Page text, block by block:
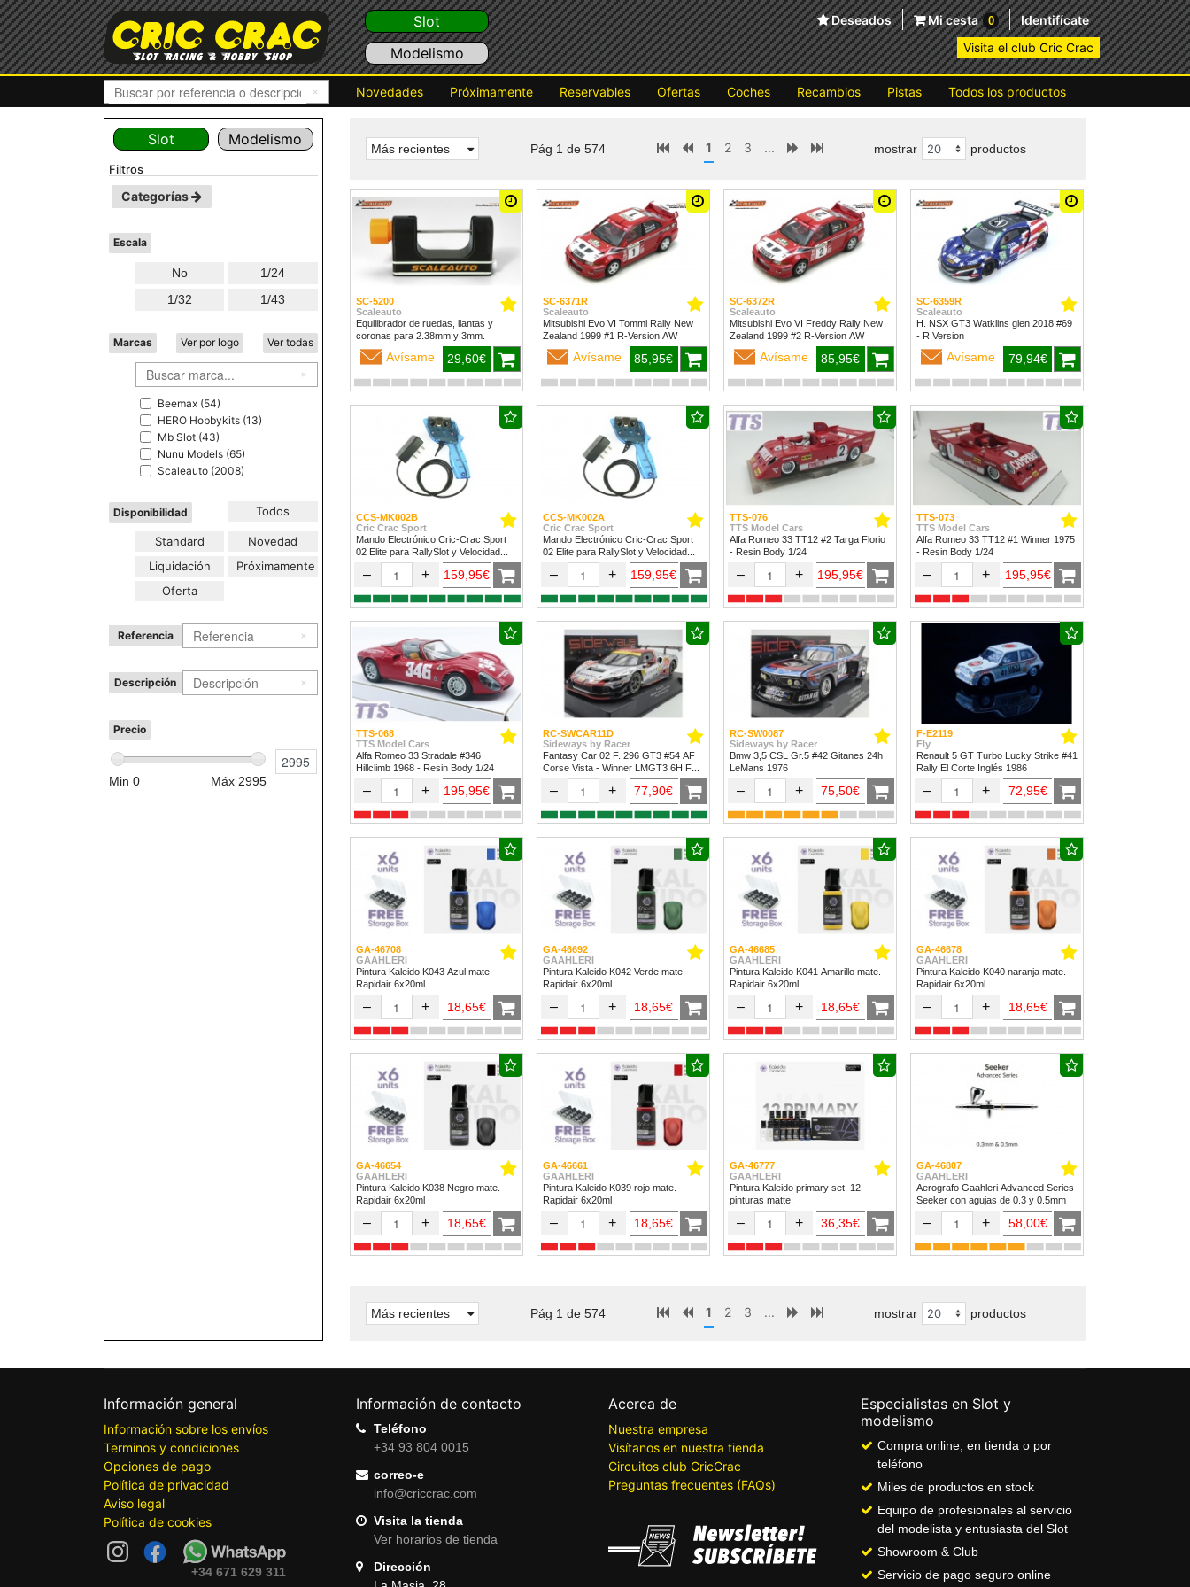
Slot
Modelismo
Deseados Mi cesta 0
Identifícate
Visita el club Cric Crac
Novedades Próximamente Reservables Ofertas Coches Recambios Pistas Todos los productos
Slot Modelismo
filtros
Categorías
Escala
No
1/24
1/32
1/43
Marcas Ver por logo Ver todas
Beemax (54)
HERO Hobbykits (13)
Mb Slot (43)
Nunu Models (65)
Scaleauto (2008)
Disponibilidad Todos
Standard
Novedad
Liquidación
Próximamente
Oferta
Referencia
Descripción
Precio
Min 0 Máx 2995
Más recientes Pág 1 de 574 1 2 3 ... mostrar productos
SC-5200
Scaleauto
Equilibrador de ruedas, llantas y
coronas para 2.38mm y 3mm.
Avísame 29,60€
SC-6371R
Scaleauto
Mitsubishi Evo VI Tommi Rally New
Zealand 1999 #1 R-Version AW
Avísame 85,95€
SC-6372R
Scaleauto
Mitsubishi Evo VI Freddy Rally New
Zealand 1999 #2 R-Version AW
Avísame 85,95€
SC-6359R
Scaleauto
H. NSX GT3 Watklins glen 2018 #69
- R Version
Avísame 79,94€
CCS-MK002B
Cric Crac Sport
Mando Electrónico Cric-Crac Sport
02 Elite para RallySlot y Velocidad
1/32 & 1/24.
– + 159,95€
CCS-MK002A
Cric Crac Sport
Mando Electrónico Cric-Crac Sport
02 Elite para RallySlot y Velocidad
1/32 & 1/24
– + 159,95€
TTS-076
TTS Model Cars
Alfa Romeo 33 TT12 #2 Targa Florio
- Resin Body 1/24
– + 195,95€
TTS-073
TTS Model Cars
Alfa Romeo 33 TT12 #1 Winner 1975
- Resin Body 1/24
– + 195,95€
TTS-068
TTS Model Cars
Alfa Romeo 33 Stradale #346
Hillclimb 1968 - Resin Body 1/24
– + 195,95€
RC-SWCAR11D
Sideways by Racer
Fantasy Car 02 F. 296 GT3 #54 AF
Corse Vista - Winner LMGT3 6H Fuji
– + 77,90€
RC-SW0087
Sideways by Racer
Bmw 3,5 CSL Gr.5 #42 Gitanes 24h
LeMans 1976
– + 75,50€
F-E2119
Fly
Renault 5 GT Turbo Lucky Strike #41
Rally El Corte Inglés 1986
– + 72,95€
GA-46708
GAAHLERI
Pintura Kaleido K043 Azul mate.
Rapidair 6x20ml
– + 18,65€
GA-46692
GAAHLERI
Pintura Kaleido K042 Verde mate.
Rapidair 6x20ml
– + 18,65€
GA-46685
GAAHLERI
Pintura Kaleido K041 Amarillo mate.
Rapidair 6x20ml
– + 18,65€
GA-46678
GAAHLERI
Pintura Kaleido K040 naranja mate.
Rapidair 6x20ml
– + 18,65€
GA-46654
GAAHLERI
Pintura Kaleido K038 Negro mate.
Rapidair 6x20ml
– + 18,65€
GA-46661
GAAHLERI
Pintura Kaleido K039 rojo mate.
Rapidair 6x20ml
– + 18,65€
GA-46777
GAAHLERI
Pintura Kaleido primary set. 12
pinturas matte.
– + 36,35€
GA-46807
GAAHLERI
Aerografo Gaahleri Advanced Series
Seeker con agujas de 0.3 y 0.5mm
– + 58,00€
Más recientes Pág 1 de 574 1 2 3 ... mostrar productos
Información general
Información sobre los envíos
Terminos y condiciones
Opciones de pago
Política de privacidad
Aviso legal
Política de cookies
+34 671 629 311
Información de contacto
Teléfono
+34 93 804 0015
correo-e
info@criccrac.com
Visita la tienda
Ver horarios de tienda
Dirección
Acerca de
Nuestra empresa
Visítanos en nuestra tienda
Circuitos club CricCrac
Preguntas frecuentes (FAQs)
Especialistas en Slot y
modelismo
Compra online, en tienda o por
teléfono
Miles de productos en stock
Equipo de profesionales al servicio
del modelista y entusiasta del Slot
Showroom & Club
Servicio de pago seguro online